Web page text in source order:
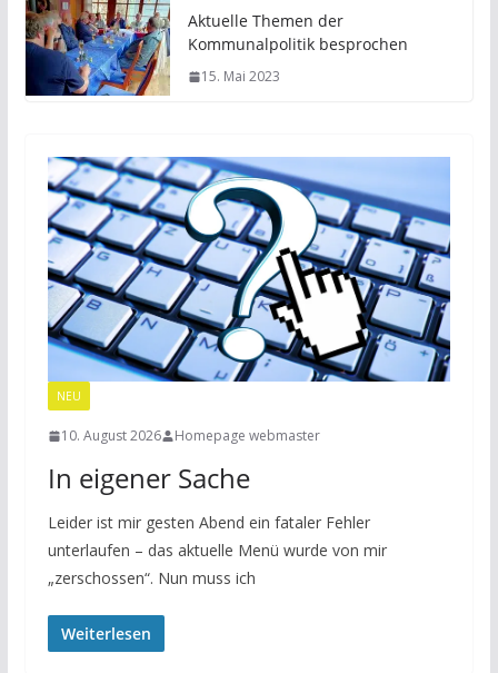
Aktuelle Themen der
Kommunalpolitik besprochen
15. Mai 2023
NEU
10. August 2026 Homepage webmaster
In eigener Sache
Leider ist mir gesten Abend ein fataler Fehler
unterlaufen – das aktuelle Menü wurde von mir
„zerschossen“. Nun muss ich
Weiterlesen